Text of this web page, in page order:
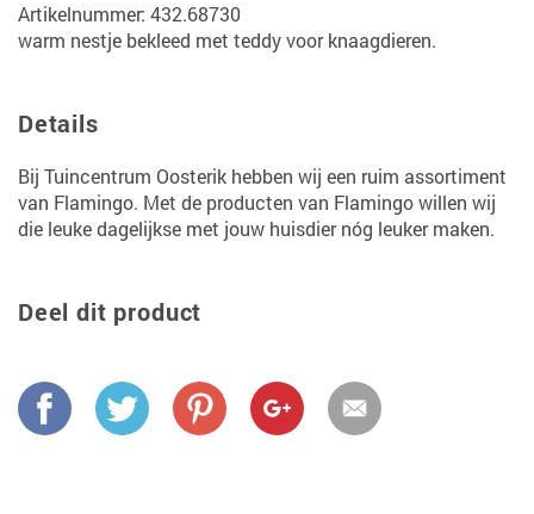
Artikelnummer: 432.68730
warm nestje bekleed met teddy voor knaagdieren.
Details
Bij Tuincentrum Oosterik hebben wij een ruim assortiment
van Flamingo. Met de producten van Flamingo willen wij
die leuke dagelijkse met jouw huisdier nóg leuker maken.
Deel dit product